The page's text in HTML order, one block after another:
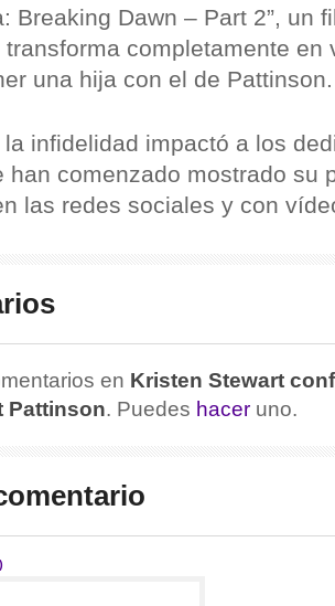
Breaking Dawn – Part 2”, un
completamente en
una hija con el de Pattinson.
infidelidad impactó a los
han comenzado mostrado su
las redes sociales y con
en Kristen Stewart
Pattinson. Puedes hacer uno.